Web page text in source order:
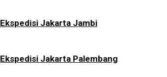
Ekspedisi Jakarta Jambi
Ekspedisi Jakarta Palembang